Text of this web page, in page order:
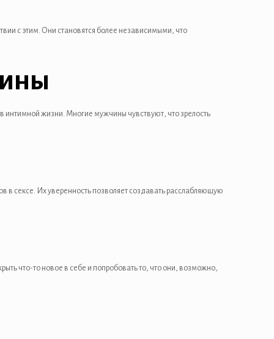
с этим. Они становятся более независимыми, что
интимной жизни. Многие мужчины чувствуют, что зрелость
сексе. Их уверенность позволяет создавать расслабляющую
что-то новое в себе и попробовать то, что они, возможно,